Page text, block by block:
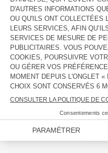
Livraison estiméeentre le
DESCRIPTION
TAILLE ET COUPE
COMPOSITION
TRAÇABILITÉ